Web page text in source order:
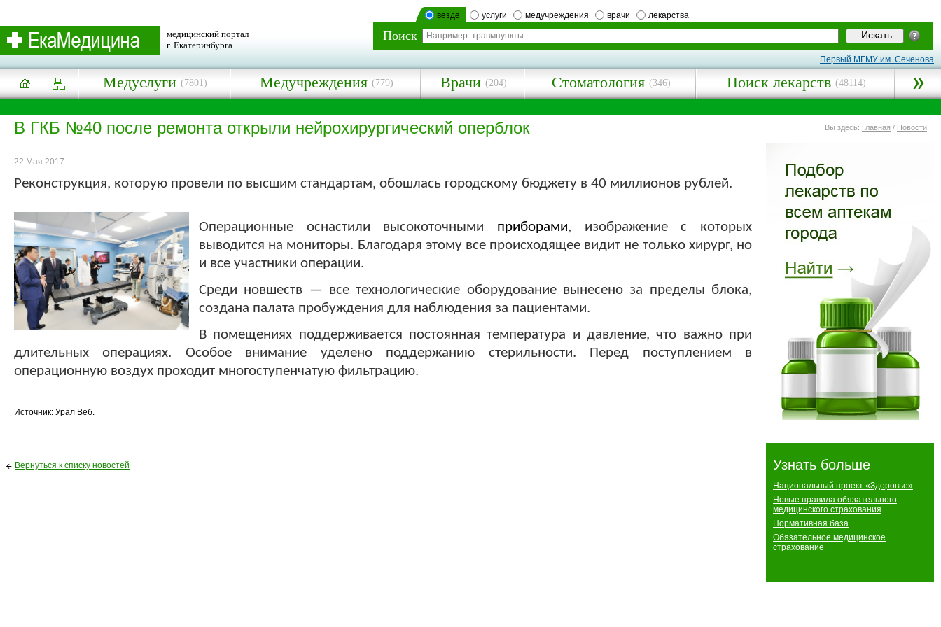
везде услуги медучреждения врачи лекарства
Поиск
медицинский портал
г. Екатеринбурга
Первый МГМУ им. Сеченова
Медуслуги (7801) Медучреждения (779) Врачи (204) Стоматология (346) Поиск лекарств (48114)
В ГКБ №40 после ремонта открыли нейрохирургический оперблок Вы здесь: Главная / Новости
Узнать больше
Национальный проект «Здоровье»
Новые правила обязательного
медицинского страхования
Нормативная база
Обязательное медицинское
страхование
22 Мая 2017
Реконструкция, которую провели по высшим стандартам, обошлась городскому бюджету в 40 миллионов рублей.
Операционные оснастили высокоточными приборами, изображение с которых
выводится на мониторы. Благодаря этому все происходящее видит не только хирург, но
и все участники операции.
Среди новшеств — все технологические оборудование вынесено за пределы блока,
создана палата пробуждения для наблюдения за пациентами.
В помещениях поддерживается постоянная температура и давление, что важно при
длительных операциях. Особое внимание уделено поддержанию стерильности. Перед поступлением в
операционную воздух проходит многоступенчатую фильтрацию.
Источник: Урал Веб.
Вернуться к списку новостей